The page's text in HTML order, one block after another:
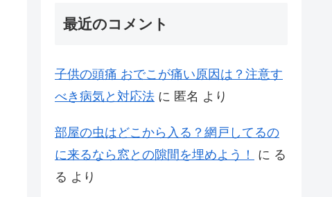
最近のコメント
子供の頭痛 おでこが痛い原因は？注意す
べき病気と対応法 に 匿名 より
部屋の虫はどこから入る？網戸してるの
に来るなら窓との隙間を埋めよう！
に る
る より